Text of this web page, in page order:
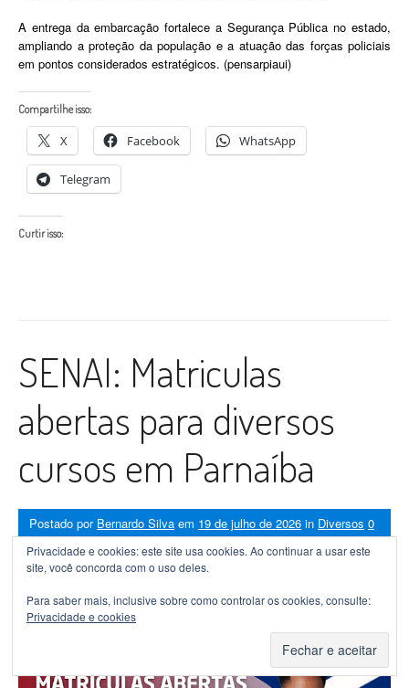
A entrega da embarcação fortalece a Segurança Pública no estado,
ampliando a proteção da população e a atuação das forças policiais
em pontos considerados estratégicos. (pensarpiaui)
Compartilhe isso:
X Facebook WhatsApp
Telegram
Curtir isso:
SENAI: Matriculas
abertas para diversos
cursos em Parnaíba
Postado por Bernardo Silva em 19 de julho de 2026 in Diversos 0
Comment
Privacidade e cookies: este site usa cookies. Ao continuar a usar este
site, você concorda com o uso deles.
Para saber mais, inclusive sobre como controlar os cookies, consulte:
Privacidade e cookies